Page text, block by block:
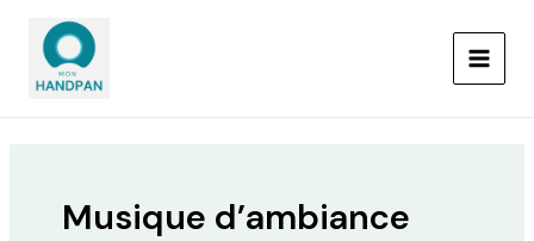
contenu
Musique d’ambiance